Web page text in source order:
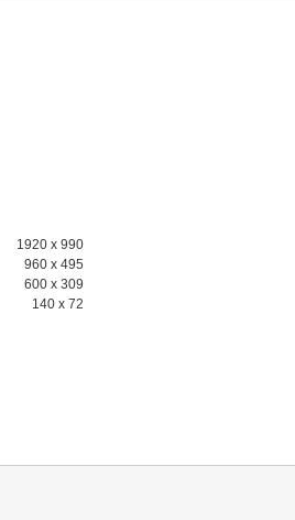
1920 x 990
960 x 495
600 x 309
140 x 72